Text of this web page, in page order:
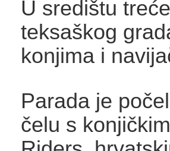
U središtu
teksaškog
konjima i
Parada je
čelu s